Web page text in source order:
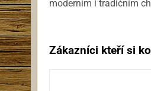
moderním i tradičním
Zákazníci kteří si